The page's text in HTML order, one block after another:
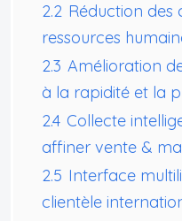
2.2 Réduction des
ressources
2.3 Amélioration
à la rapidité et la
2.4 Collecte
affiner vente &
2.5 Interface
clientèle